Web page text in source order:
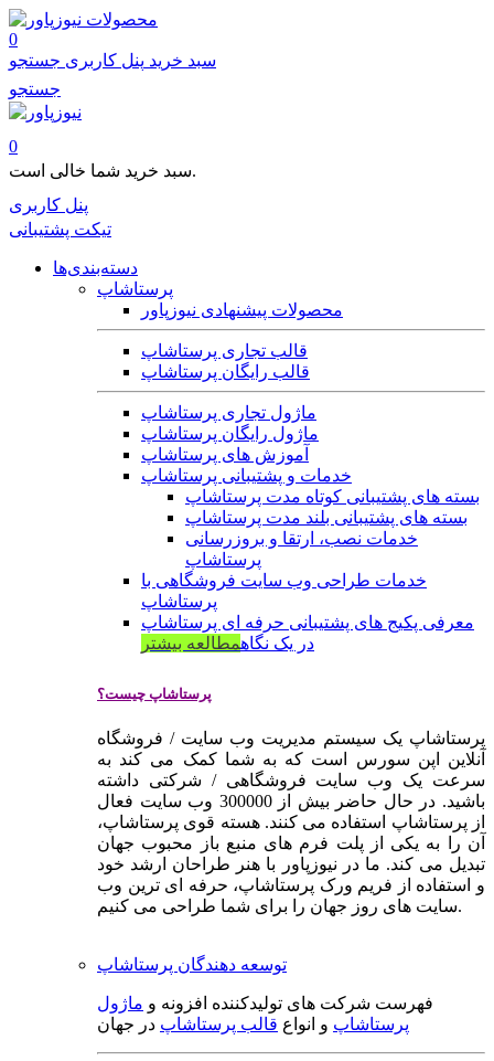
محصولات
0
سبد خرید پنل کاربری جستجو
جستجو
0
سبد خرید شما خالی است.
پنل کاربری
تیکت پشتیبانی
دسته‌بندی‌ها
پرستاشاپ
محصولات پیشنهادی نیوزپاور
قالب تجاری پرستاشاپ
قالب رایگان پرستاشاپ
ماژول تجاری پرستاشاپ
ماژول رایگان پرستاشاپ
آموزش های پرستاشاپ
خدمات و پشتیبانی پرستاشاپ
بسته های پشتیبانی کوتاه مدت پرستاشاپ
بسته های پشتیبانی بلند مدت پرستاشاپ
خدمات نصب، ارتقا و بروزرسانی
پرستاشاپ
خدمات طراحی وب سایت فروشگاهی با
پرستاشاپ
معرفی پکیج های پشتیبانی حرفه ای پرستاشاپ
در یک نگاهمطالعه بیشتر
پرستاشاپ چیست؟
پرستاشاپ یک سیستم مدیریت وب سایت / فروشگاه
آنلاین اپن سورس است که به شما کمک می کند به
سرعت یک وب سایت فروشگاهی / شرکتی داشته
باشید. در حال حاضر بیش از 300000 وب سایت فعال
از پرستاشاپ استفاده می کنند. هسته قوی پرستاشاپ،
آن را به یکی از پلت فرم های منبع باز محبوب جهان
تبدیل می کند. ما در نیوزپاور با هنر طراحان ارشد خود
و استفاده از فریم ورک پرستاشاپ، حرفه ای ترین وب
سایت های روز جهان را برای شما طراحی می کنیم.
توسعه دهندگان پرستاشاپ
فهرست شرکت های تولیدکننده افزونه و ماژول
پرستاشاپ و انواع قالب پرستاشاپ در جهان